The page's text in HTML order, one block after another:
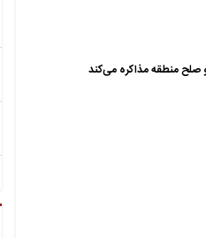
صلح منطقه مذاکره می‌کند